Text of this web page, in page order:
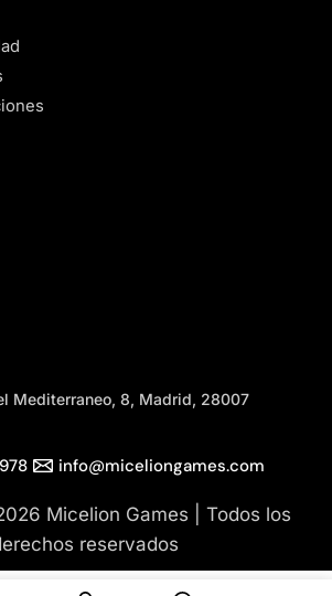
Mediterraneo, 8, Madrid, 28007
Micelion Games | Todos los
reservados
info@miceliongames.com